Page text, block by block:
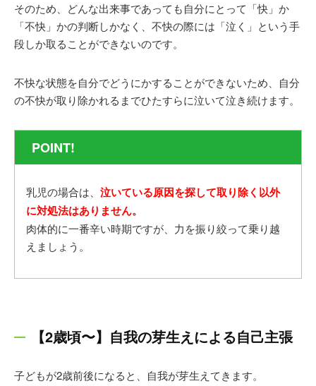
そのため、どんな出来事であっても自分にとって「快」か
「不快」かの判断しかなく、不快の際には「泣く」という手
段しか取ることができないのです。
不快な状態を自分でどうにかすることができないため、自分
の不快が取り除かれるまでひたすらに泣いて泣き続けます。
POINT!
乳児の場合は、 泣いている原因を探して取り除く以外
に対処法はありません。
肉体的に一番辛い時期ですが、力を振り絞って乗り越
えましょう。
【2歳頃〜】自我の芽生えによる自己主張
子どもが2歳前後になると、自我が芽生えてきます。